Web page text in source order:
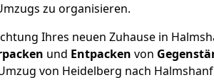
zu organisieren.
Ihres neuen Zuhause in
und Entpacken von
von Heidelberg nach